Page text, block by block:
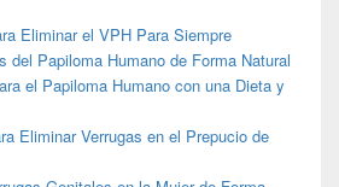
Eliminar el VPH Para Siempre
del Papiloma Humano de Forma Natural
el Papiloma Humano con una Dieta y
Eliminar Verrugas en el Prepucio de